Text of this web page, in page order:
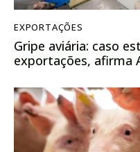
EXPORTAÇÕES
Gripe aviária: caso
exportações, afirma